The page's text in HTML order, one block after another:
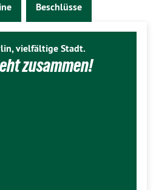
Beschlüsse
vielfältige Stadt.
zusammen!